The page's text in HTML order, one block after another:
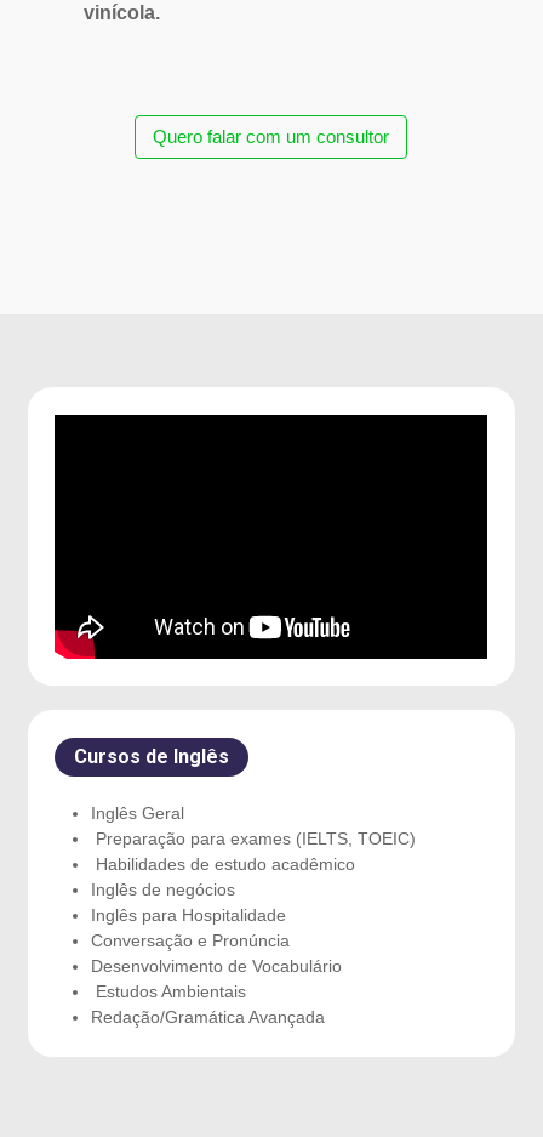
vinícola.
Quero falar com um consultor
Cursos de Inglês
Inglês Geral
Preparação para exames (IELTS, TOEIC)
Habilidades de estudo acadêmico
Inglês de negócios
Inglês para Hospitalidade
Conversação e Pronúncia
Desenvolvimento de Vocabulário
Estudos Ambientais
Redação/Gramática Avançada